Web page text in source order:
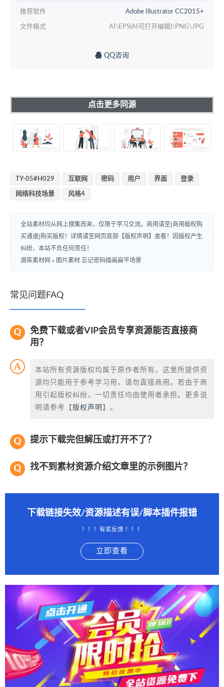
推荐软件 Adobe Illustrator CC2015+
文件格式 AI\EPS(AI可打开编辑)\PNG\JPG
QQ咨询
点击更多同源
TY-05#H029 互联网 密码 用户 界面 登录
网络科技场景 风格4
全站素材均从网上搜集而来，仅限于学习交流。商用请至[商用版权购
买通道]购买版权！详情请至网页底部【版权声明】查看！因版权产生
纠纷，本站不负任何责任！
源库素材网 » 图片素材 忘记密码插画扁平场景
常见问题FAQ
免费下载或者VIP会员专享资源能否直接商
用？
本站所有资源版权均属于原作者所有，这里所提供资
源均只能用于参考学习用，请勿直接商用。若由于商
用引起版权纠纷，一切责任均由使用者承担。更多说
明请参考【 版权声明 】。
提示下载完但解压或打开不了？
找不到素材资源介绍文章里的示例图片？
下载链接失效/资源描述有误/脚本插件报错
！！！有奖反馈 ！！！
立即查看